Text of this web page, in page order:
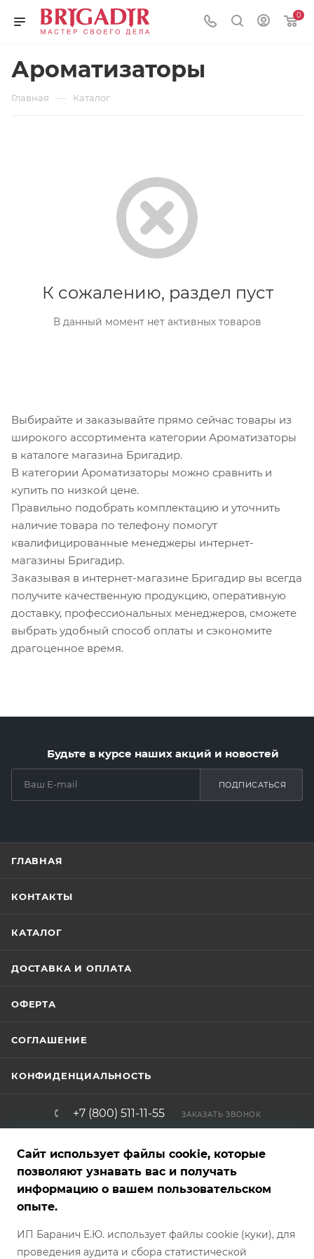
0
Ароматизаторы
Главная — Каталог
К сожалению, раздел пуст
В данный момент нет активных товаров
Выбирайте и заказывайте прямо сейчас товары из
широкого ассортимента категории Ароматизаторы
в каталоге магазина Бригадир.
В категории Ароматизаторы можно сравнить и
купить по низкой цене.
Правильно подобрать комплектацию и уточнить
наличие товара по телефону помогут
квалифицированные менеджеры интернет-
магазины Бригадир.
Заказывая в интернет-магазине Бригадир вы всегда
получите качественную продукцию, оперативную
доставку, профессиональных менеджеров, сможете
выбрать удобный способ оплаты и сэкономите
драгоценное время.
Будьте в курсе наших акций и новостей
ПОДПИСАТЬСЯ
ГЛАВНАЯ
КОНТАКТЫ
КАТАЛОГ
ДОСТАВКА И ОПЛАТА
ОФЕРТА
СОГЛАШЕНИЕ
КОНФИДЕНЦИАЛЬНОСТЬ
+7 (800) 511-11-55 ЗАКАЗАТЬ ЗВОНОК
Представленные на сайте товары — фотообразцы, графические,
товара, характеристики, страна производителя и комплект
изменены производителем без предварительного
Сайт использует файлы cookie, которые
позволяют узнавать вас и получать
информацию о вашем пользовательском
опыте.
ИП Баранич Е.Ю. использует файлы cookie (куки), для
проведения аудита и сбора статистической